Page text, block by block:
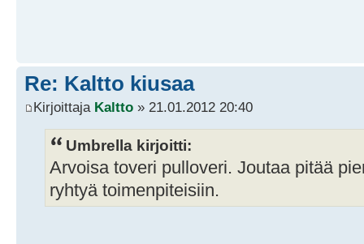
Re: Kaltto kiusaa
Kirjoittaja Kaltto » 21.01.2012 20:40
Umbrella kirjoitti:
Arvoisa toveri pulloveri. Joutaa pitää
ryhtyä toimenpiteisiin.